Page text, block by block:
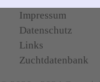
Impressum
Datenschutz
Links
Zuchtdatenbank